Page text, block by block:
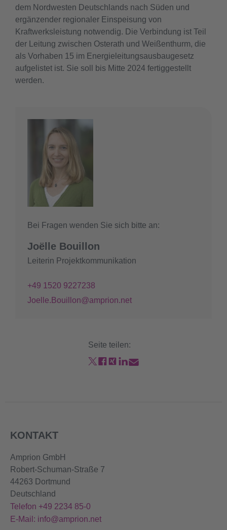
dem Nordwesten Deutschlands nach Süden und
ergänzender regionaler Einspeisung von
Kraftwerksleistung notwendig. Die Verbindung ist Teil
der Leitung zwischen Osterath und Weißenthurm, die
als Vorhaben 15 im Energieleitungsausbaugesetz
aufgelistet ist. Sie soll bis Mitte 2024 fertiggestellt
werden.
Bei Fragen wenden Sie sich bitte an:
Joëlle Bouillon
Leiterin Projektkommunikation
+49 1520 9227238
Joelle.Bouillon@amprion.net
Seite teilen:
KONTAKT
Amprion GmbH
Robert-Schuman-Straße 7
44263 Dortmund
Deutschland
Telefon +49 2234 85-0
E-Mail: info@amprion.net